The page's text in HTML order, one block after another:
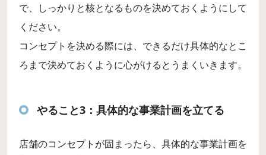
で、しっかりと核となるものを決めておくようにして
ください。
コンセプトを決める際には、できるだけ具体的なとこ
ろまで決めておくように心がけるとうまくいきます。
やること3：具体的な事業計画を立てる
店舗のコンセプトが固まったら、具体的な事業計画を